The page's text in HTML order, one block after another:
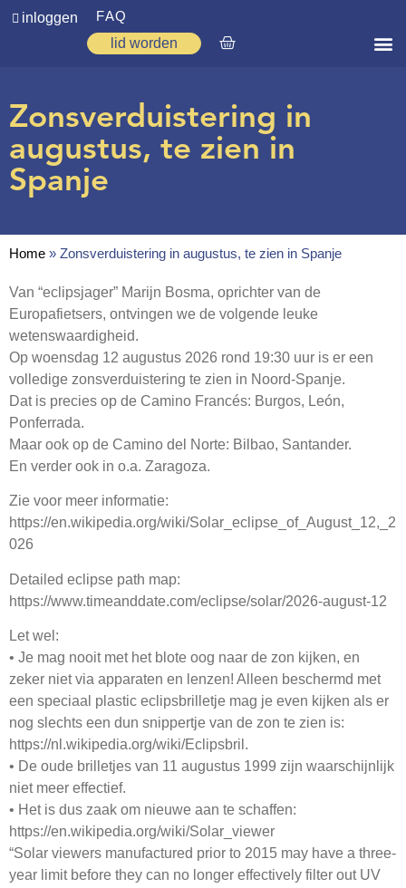
inloggen
FAQ
lid worden
Zoeken
Over ons
Regio’s
Agenda
Webshop
Contact
Zonsverduistering in
augustus, te zien in
Spanje
Home » Zonsverduistering in augustus, te zien in Spanje
Van “eclipsjager” Marijn Bosma, oprichter van de
Europafietsers, ontvingen we de volgende leuke
wetenswaardigheid.
Op woensdag 12 augustus 2026 rond 19:30 uur is er een
volledige zonsverduistering te zien in Noord-Spanje.
Dat is precies op de Camino Francés: Burgos, León,
Ponferrada.
Maar ook op de Camino del Norte: Bilbao, Santander.
En verder ook in o.a. Zaragoza.
Zie voor meer informatie:
https://en.wikipedia.org/wiki/Solar_eclipse_of_August_12,_2
026
Detailed eclipse path map:
https://www.timeanddate.com/eclipse/solar/2026-august-12
Let wel:
• Je mag nooit met het blote oog naar de zon kijken, en
zeker niet via apparaten en lenzen! Alleen beschermd met
een speciaal plastic eclipsbrilletje mag je even kijken als er
nog slechts een dun snippertje van de zon te zien is:
https://nl.wikipedia.org/wiki/Eclipsbril.
• De oude brilletjes van 11 augustus 1999 zijn waarschijnlijk
niet meer effectief.
• Het is dus zaak om nieuwe aan te schaffen:
https://en.wikipedia.org/wiki/Solar_viewer
“Solar viewers manufactured prior to 2015 may have a three-
year limit before they can no longer effectively filter out UV